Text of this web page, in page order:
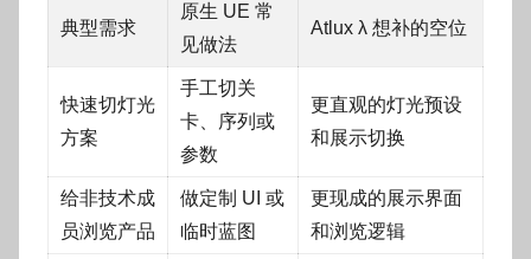
典型需求
原生 UE 常
见做法
Atlux λ 想补的空位
快速切灯光
方案
手工切关
卡、序列或
参数
更直观的灯光预设
和展示切换
给非技术成
员浏览产品
做定制 UI 或
临时蓝图
更现成的展示界面
和浏览逻辑